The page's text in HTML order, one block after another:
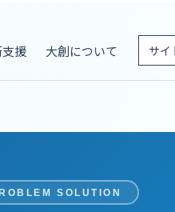
援 大創について
SOLUTION